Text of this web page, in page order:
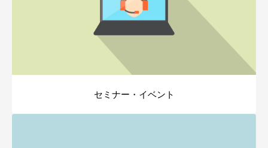
セミナー・イベント